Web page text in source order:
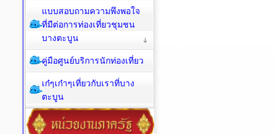
แบบสอบถามความพึงพอใจ
ที่มีต่อการท่องเที่ยวชุมชน
บางตะบูน
คู่มือศูนย์บริการนักท่องเที่ยว
เก๋ๆเก๋าๆเที่ยวกับเราที่บาง
ตะบูน